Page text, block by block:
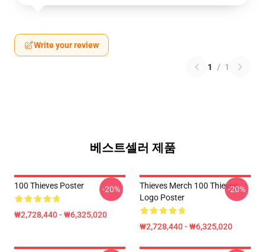
Write your review
1 / 1
베스트셀러 제품
100 Thieves Poster
₩2,728,440 - ₩6,325,020
-20%
Thieves Merch 100 Thieves
Logo Poster
₩2,728,440 - ₩6,325,020
-20%